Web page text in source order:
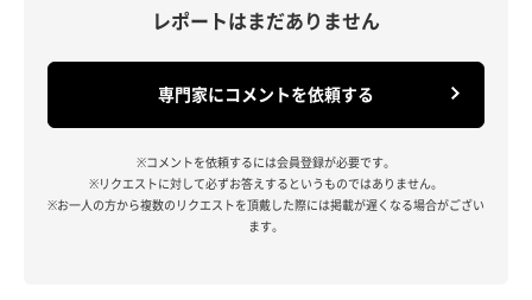
レポートはまだありません
専門家にコメントを依頼する
※コメントを依頼するには会員登録が必要です。
※リクエストに対して必ずお答えするというものではありません。
※お一人の方から複数のリクエストを頂戴した際には掲載が遅くなる場合がござい
ます。